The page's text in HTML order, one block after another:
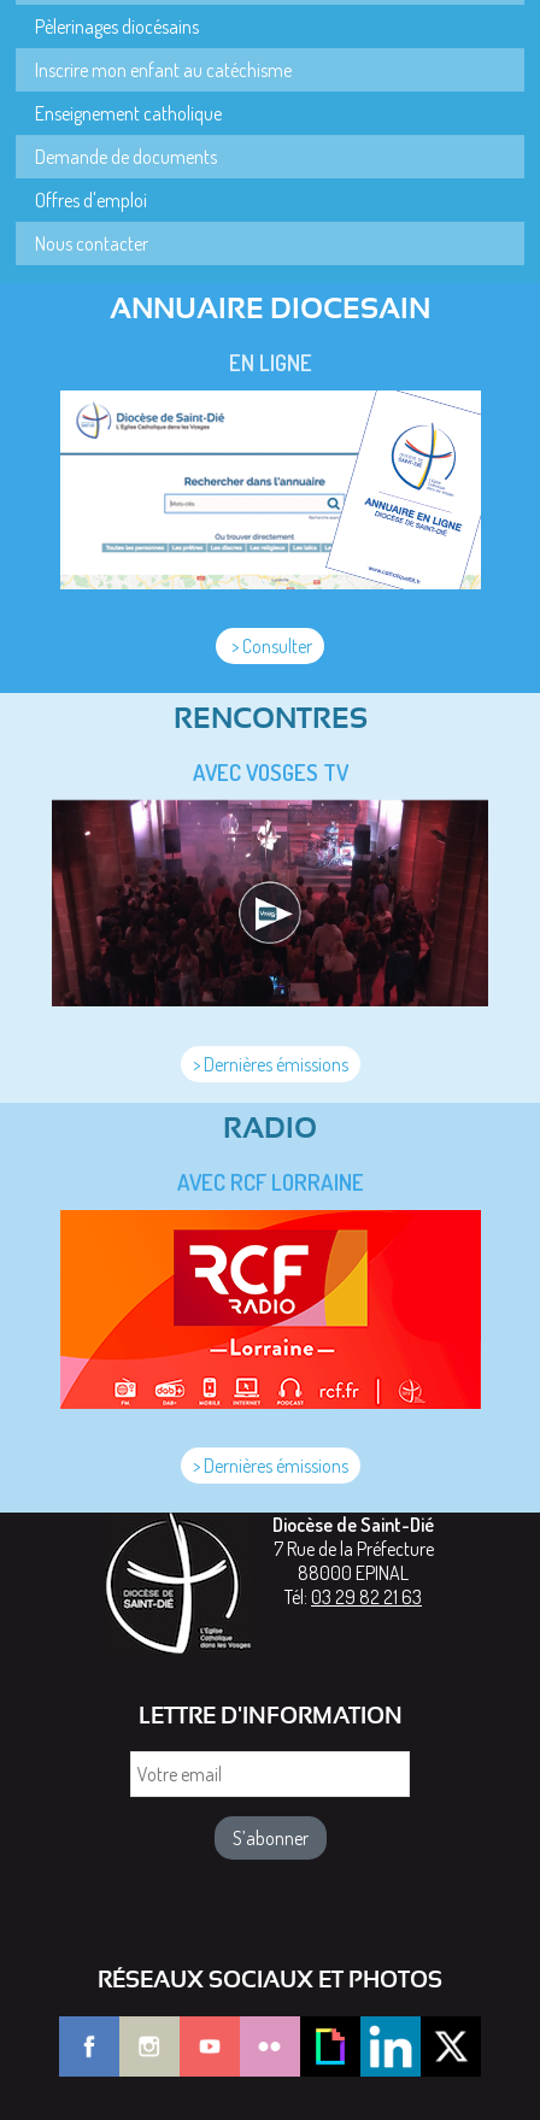
Pèlerinages diocésains
Inscrire mon enfant au catéchisme
Enseignement catholique
Demande de documents
Offres d'emploi
Nous contacter
ANNUAIRE DIOCESAIN
EN LIGNE
> Consulter
RENCONTRES
AVEC VOSGES TV
> Dernières émissions
RADIO
AVEC RCF LORRAINE
> Dernières émissions
Diocèse de Saint-Dié
7 Rue de la Préfecture
88000 EPINAL
Tél: 03 29 82 21 63
LETTRE D'INFORMATION
RÉSEAUX SOCIAUX ET PHOTOS